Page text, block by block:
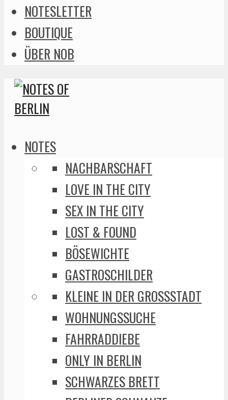
NOTESLETTER
BOUTIQUE
ÜBER NOB
NOTES
NACHBARSCHAFT
LOVE IN THE CITY
SEX IN THE CITY
LOST & FOUND
BÖSEWICHTE
GASTROSCHILDER
KLEINE IN DER GROSSSTADT
WOHNUNGSSUCHE
FAHRRADDIEBE
ONLY IN BERLIN
SCHWARZES BRETT